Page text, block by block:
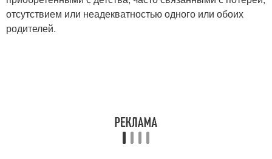
отсутствием или неадекватностью одного или обоих
родителей.